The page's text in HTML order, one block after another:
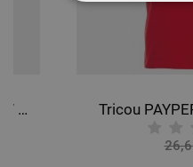
Polo tricou reflectorizant GLOW HV Tricou
STRICT
DE